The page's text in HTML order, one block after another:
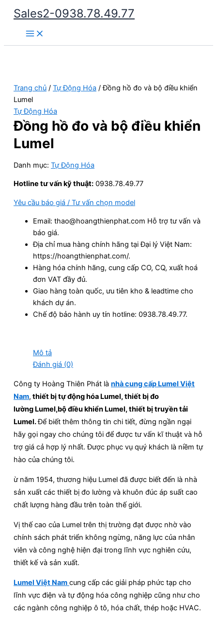
Nhảy
dung
Sales2-0938.78.49.77
Main
Menu
Trang chủ / Tự Động Hóa / Đồng hồ đo và bộ điều khiển
Lumel
Tự Động Hóa
Đồng hồ đo và bộ điều khiển
Lumel
Danh mục: Tự Động Hóa
Hotline tư vấn kỹ thuật: 0938.78.49.77
Yêu cầu báo giá / Tư vấn chọn model
Email: thao@hoangthienphat.com Hỗ trợ tư vấn và
báo giá.
Địa chỉ mua hàng chính hãng tại Đại lý Việt Nam:
https://hoangthienphat.com/.
Hàng hóa chính hãng, cung cấp CO, CQ, xuất hoá
đơn VAT đầy đủ.
Giao hàng toàn quốc, ưu tiên kho & leadtime cho
khách dự án.
Chế độ bảo hành uy tín hotline: 0938.78.49.77.
Mô tả
Đánh giá (0)
Công ty Hoàng Thiên Phát là nhà cung cấp Lumel Việt
Nam, thiết bị tự động hóa Lumel, thiết bị đo
lường Lumel,bộ điều khiển Lumel, thiết bị truyền tải
Lumel.Để biết thêm thông tin chi tiết, đừng ngần ngại
hãy gọi ngay cho chúng tôi để được tư vấn kĩ thuật và hỗ
trợ giá cả hợp lý nhất. Được phục vụ quý khách là niềm tự
hào của chúng tôi.
ừ năm 1954, thương hiệu Lumel đã được biết đến là nhà
sản xuất các thiết bị đo lường và khuôn đúc áp suất cao
chất lượng hàng đầu trên toàn thế giới.
Vị thế cao của Lumel trên thị trường đạt được nhờ vào
chính sách phát triển không ngừng, năng lực của nhân
viên và công nghệ hiện đại trong lĩnh vực nghiên cứu,
thiết kế và sản xuất.
Lumel Việt Nam cung cấp các giải pháp phức tạp cho
lĩnh vực điện và tự động hóa công nghiệp cũng như cho
các ngành công nghiệp ô tô, hóa chất, thép hoặc HVAC.